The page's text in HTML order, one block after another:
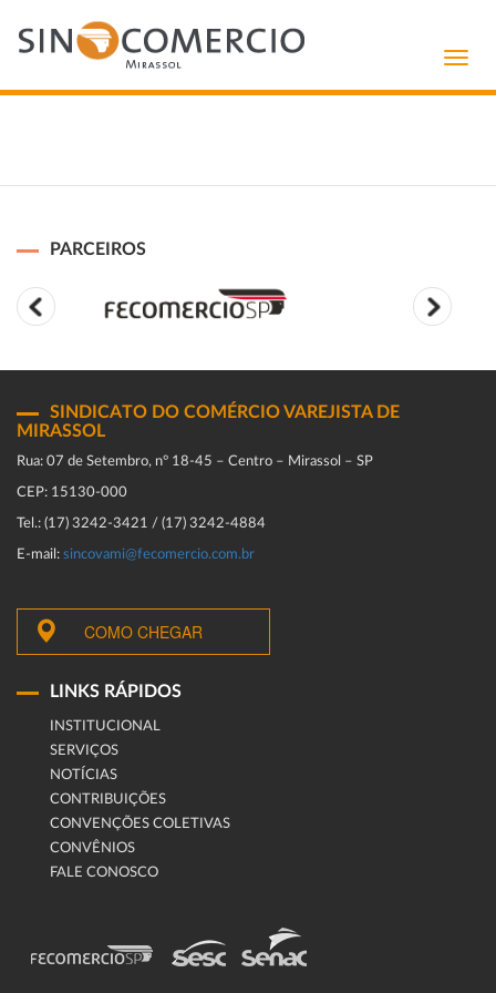
PARCEIROS
SINDICATO DO COMÉRCIO VAREJISTA DE
MIRASSOL
Rua: 07 de Setembro, n° 18-45 – Centro – Mirassol – SP
CEP: 15130-000
Tel.: (17) 3242-3421 / (17) 3242-4884
E-mail: sincovami@fecomercio.com.br
COMO CHEGAR
LINKS RÁPIDOS
INSTITUCIONAL
SERVIÇOS
NOTÍCIAS
CONTRIBUIÇÕES
CONVENÇÕES COLETIVAS
CONVÊNIOS
FALE CONOSCO